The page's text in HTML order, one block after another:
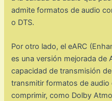
admite formatos de audio
o DTS.
Por otro lado, el eARC
es una versión mejorada de
capacidad de transmisión
transmitir formatos de audio
comprimir, como Dolby